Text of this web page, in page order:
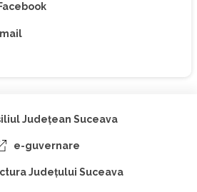
Judeţean Suceava
e-guvernare
Judeţului Suceava